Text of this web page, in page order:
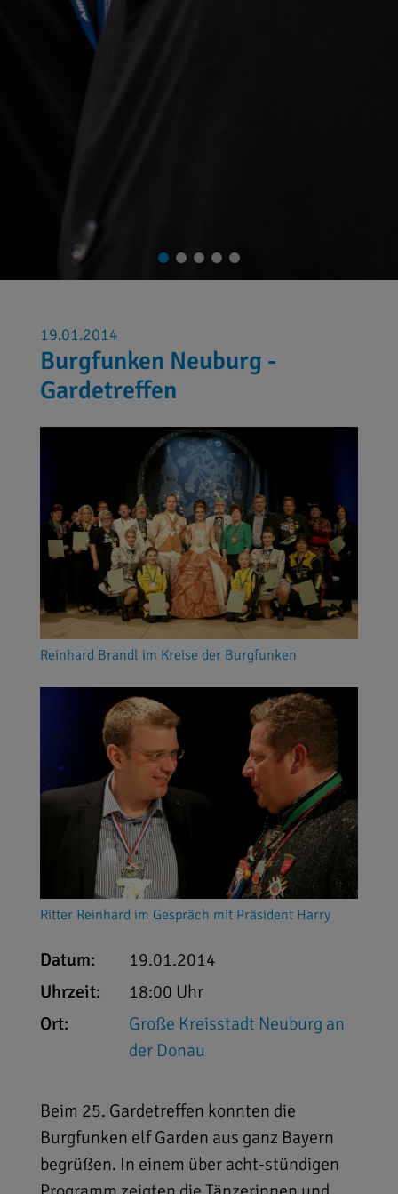
19.01.2014
Burgfunken Neuburg -
Gardetreffen
Reinhard Brandl im Kreise der Burgfunken
Ritter Reinhard im Gespräch mit Präsident Harry
Datum:
19.01.2014
Uhrzeit:
18:00 Uhr
Ort:
Große Kreisstadt Neuburg an
der Donau
Beim 25. Gardetreffen konnten die
Burgfunken elf Garden aus ganz Bayern
begrüßen. In einem über acht-stündigen